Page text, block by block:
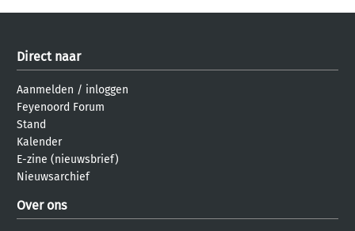
Direct naar
Aanmelden / inloggen
Feyenoord Forum
Stand
Kalender
E-zine (nieuwsbrief)
Nieuwsarchief
Over ons